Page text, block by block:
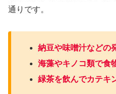
通りです。
納豆や味噌汁などの
海藻やキノコ類で食
緑茶を飲んでカテキ